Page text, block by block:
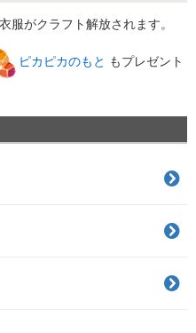
服がクラフト解放されます。
ピカピカのもと もプレゼント